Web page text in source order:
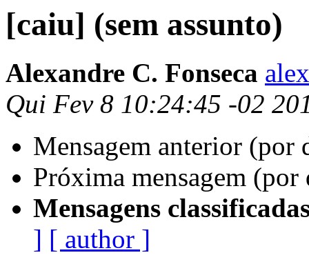
[caiu] (sem assunto)
Alexandre C. Fonseca
Qui Fev 8 10:24:45 -02
Mensagem anterior (por
Próxima mensagem
Mensagens
] [ author ]